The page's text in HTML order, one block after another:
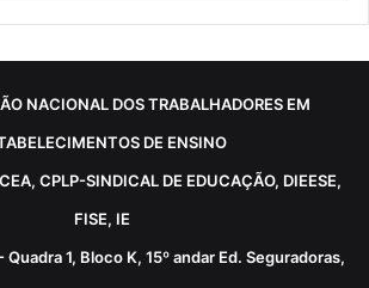
NACIONAL DOS TRABALHADORES EM
DE ENSINO
CPLP-SINDICAL DE EDUCAÇÃO, DIEESE,
FISE, IE
1, Bloco K, 15º andar Ed. Seguradoras,